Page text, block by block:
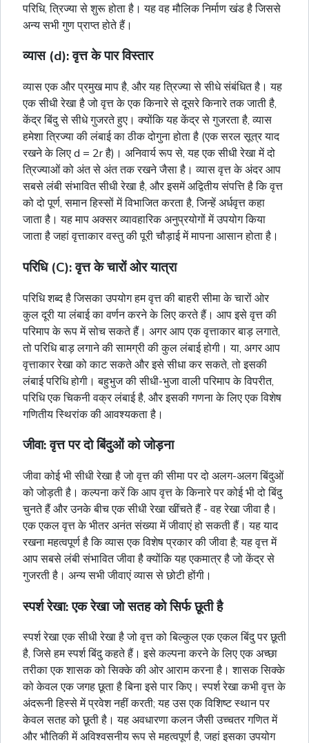
परिधि, त्रिज्या से शुरू होता है। यह वह मौलिक निर्माण खंड है जिससे
अन्य सभी गुण प्राप्त होते हैं।
व्यास (d): वृत्त के पार विस्तार
व्यास एक और प्रमुख माप है, और यह त्रिज्या से सीधे संबंधित है। यह
एक सीधी रेखा है जो वृत्त के एक किनारे से दूसरे किनारे तक जाती है,
केंद्र बिंदु से सीधे गुजरते हुए। क्योंकि यह केंद्र से गुजरता है, व्यास
हमेशा त्रिज्या की लंबाई का ठीक दोगुना होता है (एक सरल सूत्र याद
रखने के लिए d = 2r है)। अनिवार्य रूप से, यह एक सीधी रेखा में दो
त्रिज्याओं को अंत से अंत तक रखने जैसा है। व्यास वृत्त के अंदर आप
सबसे लंबी संभावित सीधी रेखा है, और इसमें अद्वितीय संपत्ति है कि वृत्त
को दो पूर्ण, समान हिस्सों में विभाजित करता है, जिन्हें अर्धवृत्त कहा
जाता है। यह माप अक्सर व्यावहारिक अनुप्रयोगों में उपयोग किया
जाता है जहां वृत्ताकार वस्तु की पूरी चौड़ाई में मापना आसान होता है।
परिधि (C): वृत्त के चारों ओर यात्रा
परिधि शब्द है जिसका उपयोग हम वृत्त की बाहरी सीमा के चारों ओर
कुल दूरी या लंबाई का वर्णन करने के लिए करते हैं। आप इसे वृत्त की
परिमाप के रूप में सोच सकते हैं। अगर आप एक वृत्ताकार बाड़ लगाते,
तो परिधि बाड़ लगाने की सामग्री की कुल लंबाई होगी। या, अगर आप
वृत्ताकार रेखा को काट सकते और इसे सीधा कर सकते, तो इसकी
लंबाई परिधि होगी।बहुभुजकी सीधी-भुजा वाली परिमाप के विपरीत,
परिधि एक चिकनी वक्र लंबाई है, और इसकी गणना के लिए एक विशेष
गणितीय स्थिरांक की आवश्यकता है।
जीवा: वृत्त पर दो बिंदुओं को जोड़ना
जीवा कोई भी सीधी रेखा है जो वृत्त की सीमा पर दो अलग-अलग बिंदुओं
को जोड़ती है। कल्पना करें कि आप वृत्त के किनारे पर कोई भी दो बिंदु
चुनते हैं और उनके बीच एक सीधी रेखा खींचते हैं - वह रेखा जीवा है।
एक एकल वृत्त के भीतर अनंत संख्या में जीवाएं हो सकती हैं। यह याद
रखना महत्वपूर्ण है कि व्यास एक विशेष प्रकार की जीवा है; यह वृत्त में
आप सबसे लंबी संभावित जीवा है क्योंकि यह एकमात्र है जो केंद्र से
गुजरती है। अन्य सभी जीवाएं व्यास से छोटी होंगी।
स्पर्श रेखा: एक रेखा जो सतह को सिर्फ छूती है
स्पर्श रेखा एक सीधी रेखा है जो वृत्त को बिल्कुल एक एकल बिंदु पर छूती
है, जिसे हम स्पर्श बिंदु कहते हैं। इसे कल्पना करने के लिए एक अच्छा
तरीका एक शासक को सिक्के की ओर आराम करना है। शासक सिक्के
को केवल एक जगह छूता है बिना इसे पार किए। स्पर्श रेखा कभी वृत्त के
अंदरूनी हिस्से में प्रवेश नहीं करती; यह उस एक विशिष्ट स्थान पर
केवल सतह को छूती है। यह अवधारणा कलन जैसी उच्चतर गणित में
और भौतिकी में अविश्वसनीय रूप से महत्वपूर्ण है, जहां इसका उपयोग